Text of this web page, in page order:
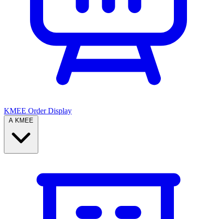
KMEE Order Display